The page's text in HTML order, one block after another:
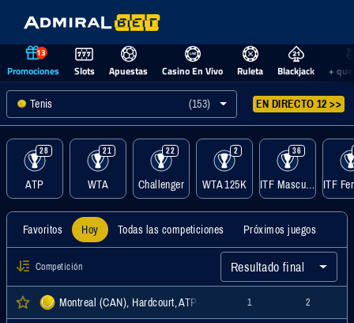
13
Promociones Slots Apuestas Casino En Vivo Ruleta Blackjack +
Tenis (153) EN DIRECTO 12 >>
28
ATP
21
WTA
22
Challenger
2
WTA 125K
36
ITF Masculino
Favoritos Hoy Todas las competiciones Próximos juegos
Competición Resultado final
Montreal (CAN), Hardcourt, ATP 1 2